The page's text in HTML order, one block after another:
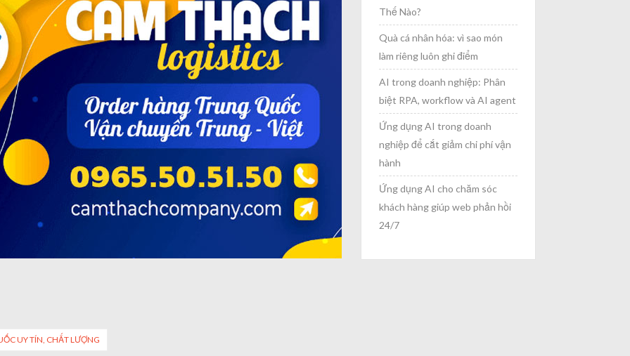
UY TÍN, CHẤT LƯỢNG
Thế Nào?
Quà cá nhân hóa: vì sao món
làm riêng luôn ghi điểm
AI trong doanh nghiệp: Phân
biệt RPA, workflow và AI agent
Ứng dụng AI trong doanh
nghiệp để cắt giảm chi phí vận
hành
Ứng dụng AI cho chăm sóc
khách hàng giúp web phản hồi
24/7